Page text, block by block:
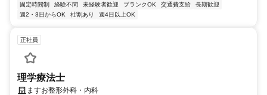
固定時間制
経験不問 未経験者歓迎 ブランクOK 交通費支給
長期歓迎
週2・3日からOK
社割あり 週4日以上OK
正社員
理学療法士
ますお整形外科・内科